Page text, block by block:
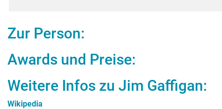
Zur Person:
Awards und Preise:
Weitere Infos zu Jim Gaffigan:
Wikipedia